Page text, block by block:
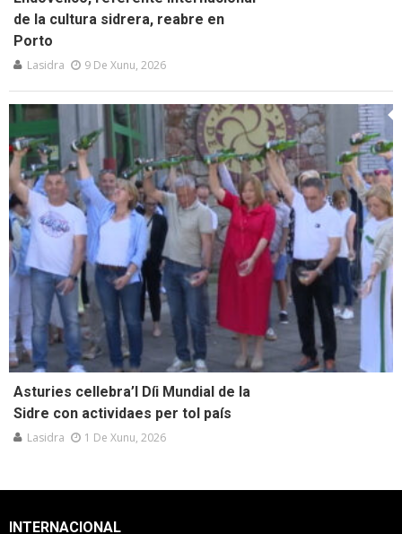
de la cultura sidrera, reabre en
Porto
Lasidra 9 De Xunu, 2026
Asturies cellebra’l Díi Mundial de la
Sidre con actividaes per tol país
Lasidra 1 De Xunu, 2026
INTERNACIONAL